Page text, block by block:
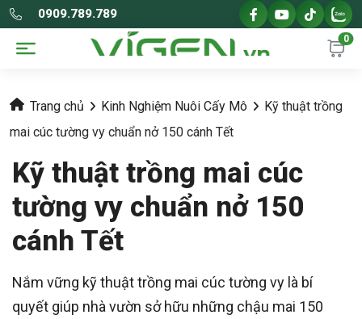
0909.789.789
0
Trang chủ Kinh Nghiệm Nuôi Cấy Mô
Kỹ thuật trồng
mai cúc tường vy chuẩn nở 150 cánh Tết
Kỹ thuật trồng mai cúc
tường vy chuẩn nở 150
cánh Tết
Nắm vững kỹ thuật trồng mai cúc tường vy là bí
quyết giúp nhà vườn sở hữu những chậu mai 150